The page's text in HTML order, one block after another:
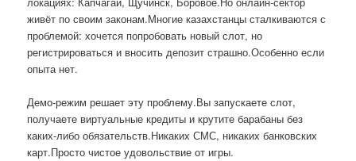
живёт по своим законам.Многие казахстанцы сталкиваются с
проблемой: хочется попробовать новый слот, но
регистрироваться и вносить депозит страшно.Особенно если
опыта нет.
Демо-режим решает эту проблему.Вы запускаете слот,
получаете виртуальные кредиты и крутите барабаны без
каких-либо обязательств.Никаких СМС, никаких банковских
карт.Просто чистое удовольствие от игры.